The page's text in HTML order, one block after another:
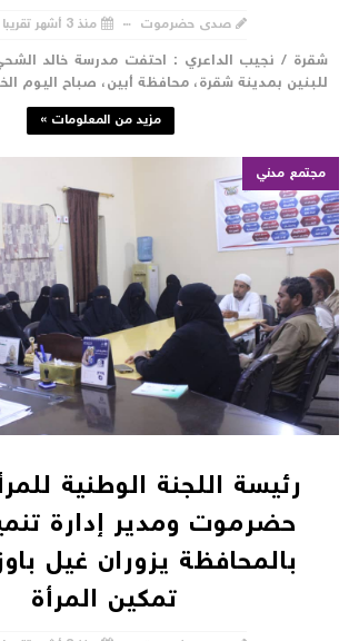
صدى حضرموت منذ 3 أشهر تقريبا
/ نجيب الداعري : احتفت مدرسة خالد الشحي
بمدينة شقرة، محافظة أبين، صباح اليوم الخميس 7 مايو
مزيد من المعلومات »
مجتمع مدني
رئيسة اللجنة الوطنية
حضرموت ومدير إدارة تنمية
بالمحافظة يزوران غيل
تمكين المرأة